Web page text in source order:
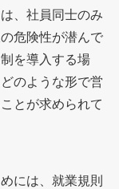
、社員同士のみ
危険性が潜んで
を導入する場
のような形で営
とが求められて
には、就業規則